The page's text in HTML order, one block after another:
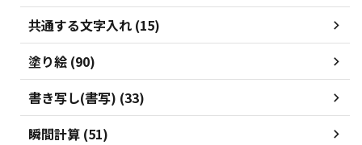
共通する文字入れ (15)
塗り絵 (90)
書き写し(書写) (33)
瞬間計算 (51)